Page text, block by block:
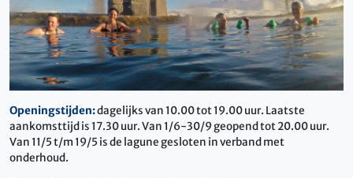
Openingstijden:dagelijks van 10.00 tot 19.00 uur. Laatste
aankomsttijd is 17.30 uur. Van 1/6-30/9 geopend tot 20.00 uur.
Van 11/5 t/m 19/5 is de lagune gesloten in verband met
onderhoud.